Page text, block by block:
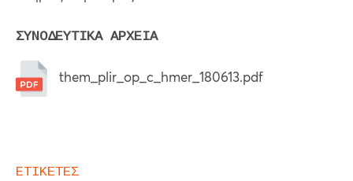
ΣΥΝΟΔΕΥΤΙΚΑ ΑΡΧΕΙΑ
them_plir_op_c_hmer_180613.pdf
ΕΤΙΚΕΤΕΣ